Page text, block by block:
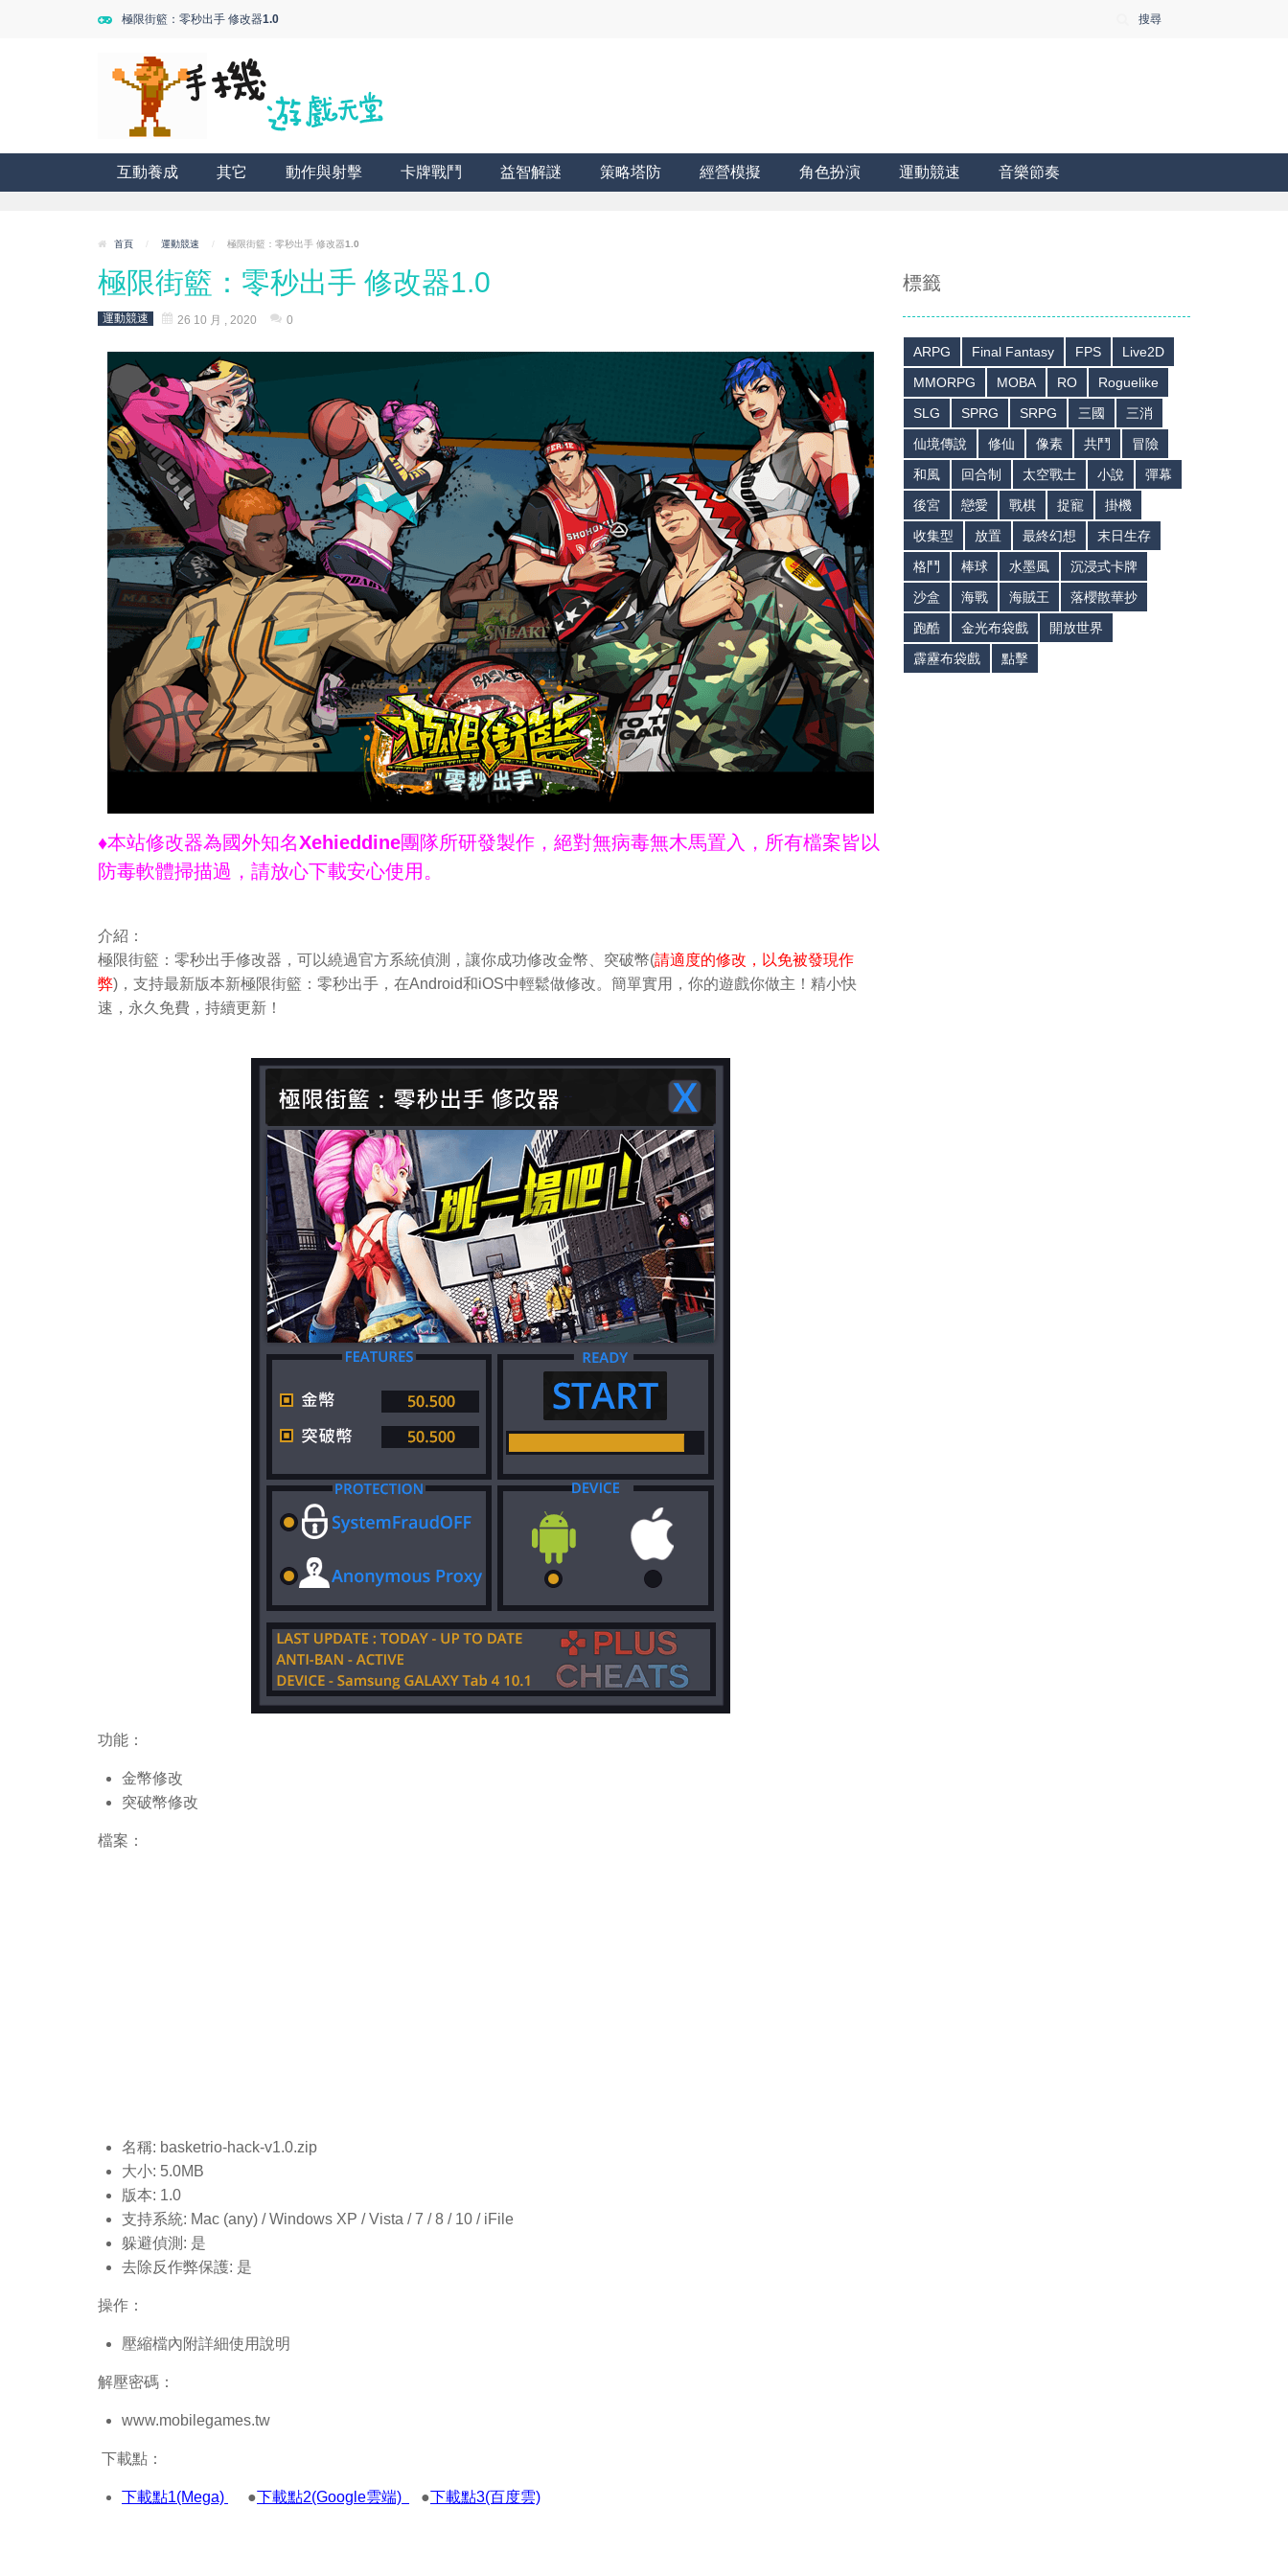
極限街籃：零秒出手 修改器1.0 搜尋
互動養成 其它 動作與射擊 卡牌戰鬥 益智解謎 策略塔防 經營模擬 角色扮演 運動競速 音樂節奏
首頁 / 運動競速 / 極限街籃：零秒出手 修改器1.0
極限街籃：零秒出手 修改器1.0
運動競速 26 10 月 , 2020 0
♦本站修改器為國外知名Xehieddine團隊所研發製作，絕對無病毒無木馬置入，所有檔案皆以
防毒軟體掃描過，請放心下載安心使用。
介紹：
極限街籃：零秒出手修改器，可以繞過官方系統偵測，讓你成功修改金幣、突破幣(請適度的修改，以免被發現作
弊)，支持最新版本新極限街籃：零秒出手，在Android和iOS中輕鬆做修改。簡單實用，你的遊戲你做主！精小快
速，永久免費，持續更新！
功能：
金幣修改
突破幣修改
檔案：
名稱: basketrio-hack-v1.0.zip
大小: 5.0MB
版本: 1.0
支持系統: Mac (any) / Windows XP / Vista / 7 / 8 / 10 / iFile
躲避偵測: 是
去除反作弊保護: 是
操作：
壓縮檔內附詳細使用說明
解壓密碼：
www.mobilegames.tw
下載點：
下載點1(Mega) ●下載點2(Google雲端) ●下載點3(百度雲)
標籤
ARPG Final Fantasy FPS
Live2D
MMORPG
MOBA RO
Roguelike
SLG
SPRG SRPG 三國
三消
仙境傳說
修仙 像素 共鬥
冒險
和風
回合制 太空戰士 小說
彈幕
後宮
戀愛 戰棋 捉寵
掛機
收集型
放置 最終幻想
末日生存
格鬥
棒球 水墨風
沉浸式卡牌
沙盒
海戰 海賊王
落櫻散華抄
跑酷
金光布袋戲
開放世界
霹靂布袋戲
點擊